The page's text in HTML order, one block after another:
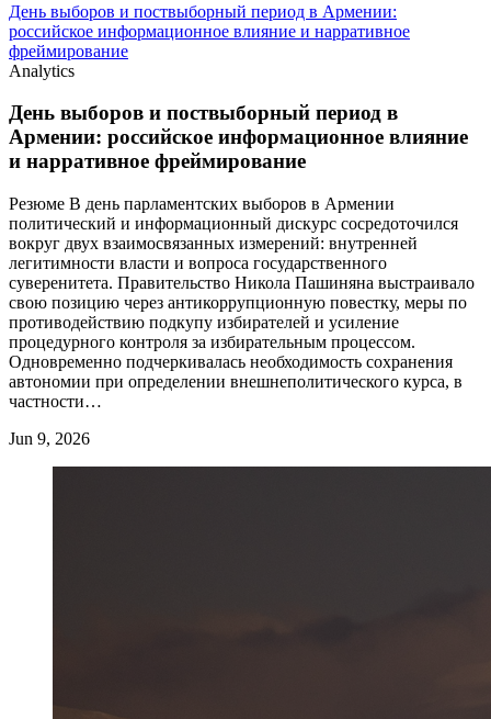
День выборов и поствыборный период в Армении:
российское информационное влияние и нарративное
фреймирование
Analytics
День выборов и поствыборный период в
Армении: российское информационное влияние
и нарративное фреймирование
Резюме В день парламентских выборов в Армении
политический и информационный дискурс сосредоточился
вокруг двух взаимосвязанных измерений: внутренней
легитимности власти и вопроса государственного
суверенитета. Правительство Никола Пашиняна выстраивало
свою позицию через антикоррупционную повестку, меры по
противодействию подкупу избирателей и усиление
процедурного контроля за избирательным процессом.
Одновременно подчеркивалась необходимость сохранения
автономии при определении внешнеполитического курса, в
частности…
Jun 9, 2026